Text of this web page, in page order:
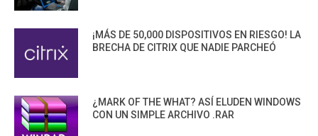
¡MÁS DE 50,000 DISPOSITIVOS EN RIESGO! LA
BRECHA DE CITRIX QUE NADIE PARCHEÓ
¿MARK OF THE WHAT? ASÍ ELUDEN WINDOWS
CON UN SIMPLE ARCHIVO .RAR